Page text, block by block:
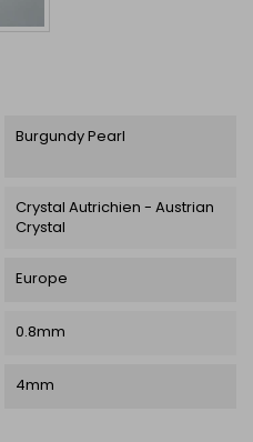
Burgundy Pearl
Crystal Autrichien - Austrian
Crystal
Europe
0.8mm
4mm